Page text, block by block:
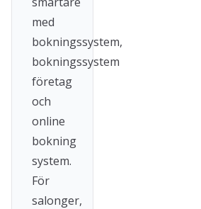
med
bokningssystem,
bokningssystem
företag
och
online
bokning
system.
För
salonger,